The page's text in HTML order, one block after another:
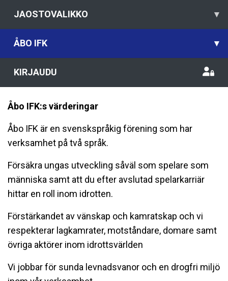
JAOSTOVALIKKO ▾
ÅBO IFK ▾
KIRJAUDU
Åbo IFK:s värderingar
Åbo IFK är en svenskspråkig förening som har
verksamhet på två språk.
Försäkra ungas utveckling såväl som spelare som
människa samt att du efter avslutad spelarkarriär
hittar en roll inom idrotten.
Förstärkandet av vänskap och kamratskap och vi
respekterar lagkamrater, motståndare, domare samt
övriga aktörer inom idrottsvärlden
Vi jobbar för sunda levnadsvanor och en drogfri miljö